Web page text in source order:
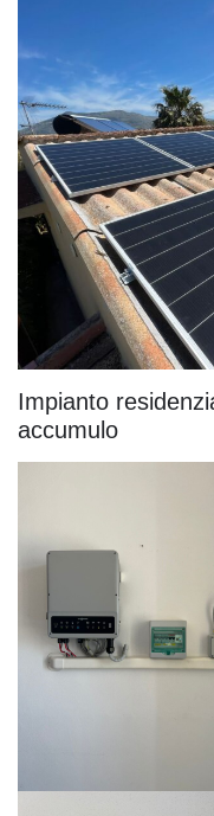
Impianto
accumulo